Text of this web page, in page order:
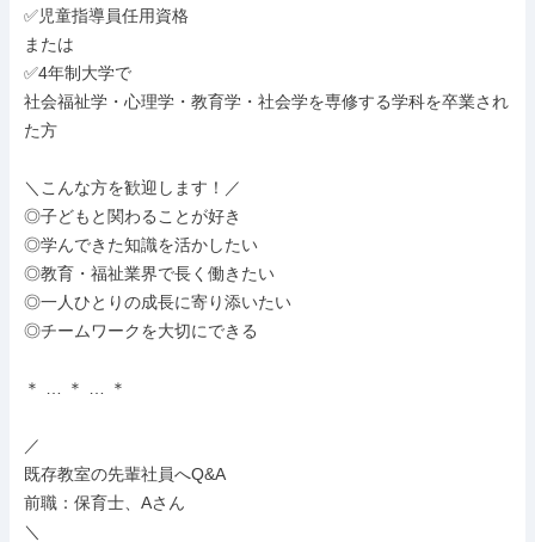
✅児童指導員任用資格
または
✅4年制大学で
社会福祉学・心理学・教育学・社会学を専修する学科を卒業され
た方
＼こんな方を歓迎します！／
◎子どもと関わることが好き
◎学んできた知識を活かしたい
◎教育・福祉業界で長く働きたい
◎一人ひとりの成長に寄り添いたい
◎チームワークを大切にできる
＊ … ＊ … ＊
／
既存教室の先輩社員へQ&A
前職：保育士、Aさん
＼